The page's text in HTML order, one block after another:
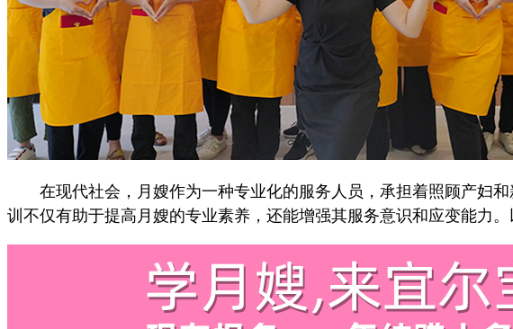
在现代社会，月嫂作为一种专业化的服务人员，承担着照顾产妇和
训不仅有助于提高月嫂的专业素养，还能增强其服务意识和应变能力